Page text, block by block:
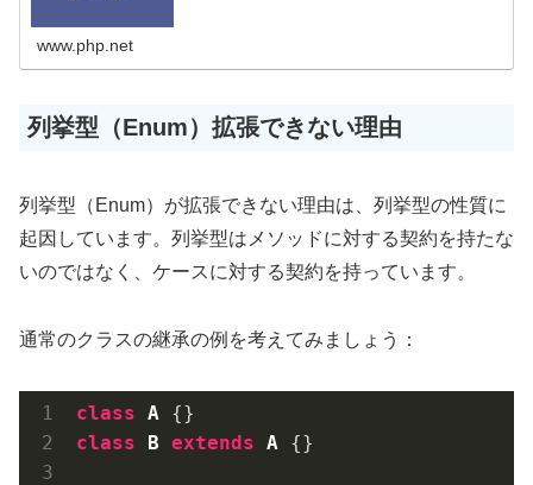
www.php.net
列挙型（Enum）拡張できない理由
列挙型（Enum）が拡張できない理由は、列挙型の性質に
起因しています。列挙型はメソッドに対する契約を持たな
いのではなく、ケースに対する契約を持っています。
通常のクラスの継承の例を考えてみましょう：
class A
class
B extends A {}